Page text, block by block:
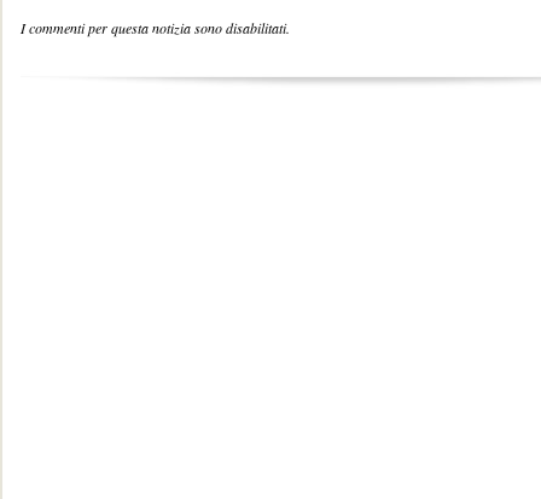
I commenti per questa notizia sono disabilitati.